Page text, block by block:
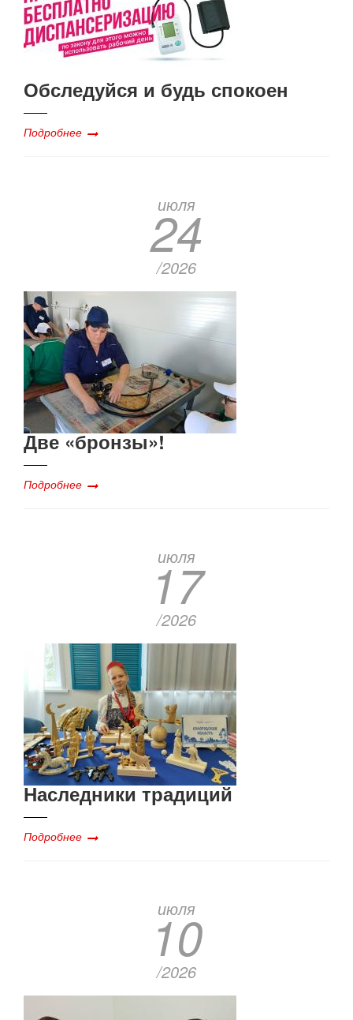
Обследуйся и будь спокоен
Подробнее
июля
24
/2026
Две «бронзы»!
Подробнее
июля
17
/2026
Наследники традиций
Подробнее
июля
10
/2026